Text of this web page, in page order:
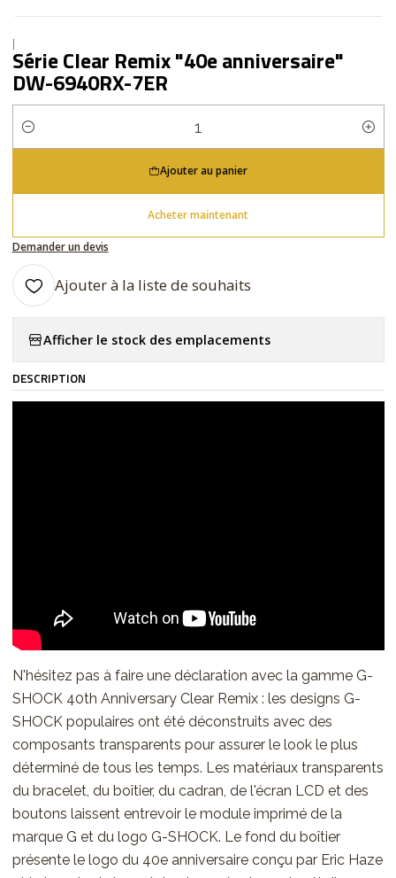
|
Série Clear Remix "40e anniversaire"
DW-6940RX-7ER
Quantité
Ajouter au panier
Acheter maintenant
Demander un devis
Ajouter à la liste de souhaits
Afficher le stock des emplacements
DESCRIPTION
N'hésitez pas à faire une déclaration avec la gamme G-
SHOCK 40th Anniversary Clear Remix : les designs G-
SHOCK populaires ont été déconstruits avec des
composants transparents pour assurer le look le plus
déterminé de tous les temps. Les matériaux transparents
du bracelet, du boîtier, du cadran, de l'écran LCD et des
boutons laissent entrevoir le module imprimé de la
marque G et du logo G-SHOCK. Le fond du boîtier
présente le logo du 40e anniversaire conçu par Eric Haze